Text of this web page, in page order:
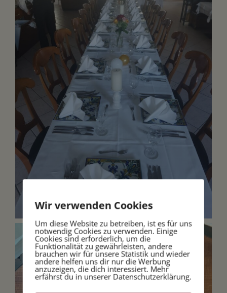
Wir verwenden Cookies
Um diese Website zu betreiben, ist es für uns
notwendig Cookies zu verwenden. Einige
Cookies sind erforderlich, um die
Funktionalität zu gewährleisten, andere
brauchen wir für unsere Statistik und wieder
andere helfen uns dir nur die Werbung
anzuzeigen, die dich interessiert. Mehr
erfährst du in unserer Datenschutzerklärung.